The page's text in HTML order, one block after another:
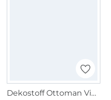
Dekostoff Ottoman Vintage Rosen, beige